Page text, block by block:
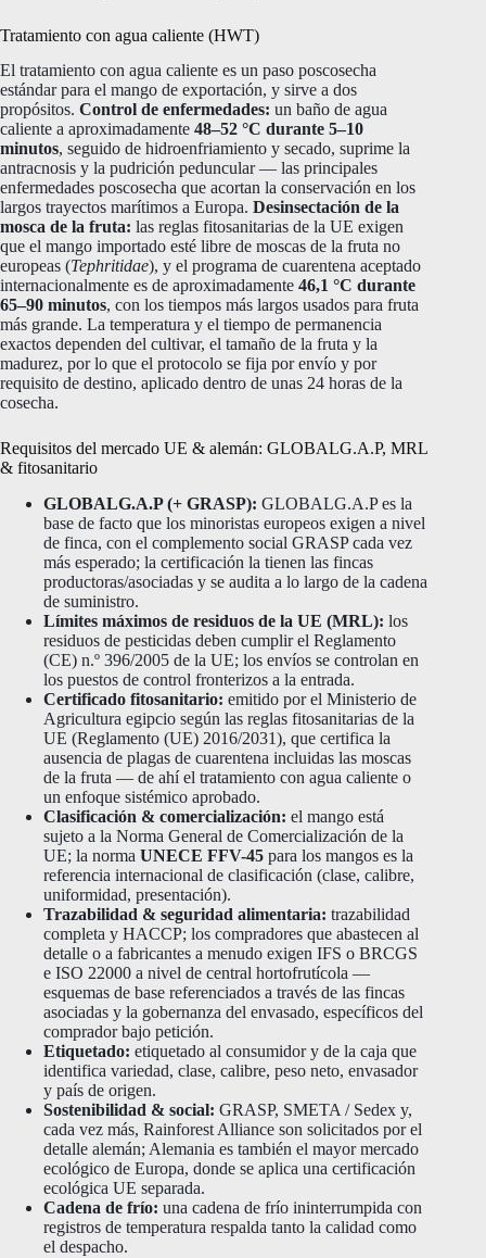
Tratamiento con agua caliente (HWT)
El tratamiento con agua caliente es un paso poscosecha
estándar para el mango de exportación, y sirve a dos
propósitos. Control de enfermedades: un baño de agua
caliente a aproximadamente 48–52 °C durante 5–10
minutos, seguido de hidroenfriamiento y secado, suprime la
antracnosis y la pudrición peduncular — las principales
enfermedades poscosecha que acortan la conservación en los
largos trayectos marítimos a Europa. Desinsectación de la
mosca de la fruta: las reglas fitosanitarias de la UE exigen
que el mango importado esté libre de moscas de la fruta no
europeas (Tephritidae), y el programa de cuarentena aceptado
internacionalmente es de aproximadamente 46,1 °C durante
65–90 minutos, con los tiempos más largos usados para fruta
más grande. La temperatura y el tiempo de permanencia
exactos dependen del cultivar, el tamaño de la fruta y la
madurez, por lo que el protocolo se fija por envío y por
requisito de destino, aplicado dentro de unas 24 horas de la
cosecha.
Requisitos del mercado UE & alemán: GLOBALG.A.P, MRL
& fitosanitario
GLOBALG.A.P (+ GRASP): GLOBALG.A.P es la
base de facto que los minoristas europeos exigen a nivel
de finca, con el complemento social GRASP cada vez
más esperado; la certificación la tienen las fincas
productoras/asociadas y se audita a lo largo de la cadena
de suministro.
Límites máximos de residuos de la UE (MRL): los
residuos de pesticidas deben cumplir el Reglamento
(CE) n.º 396/2005 de la UE; los envíos se controlan en
los puestos de control fronterizos a la entrada.
Certificado fitosanitario: emitido por el Ministerio de
Agricultura egipcio según las reglas fitosanitarias de la
UE (Reglamento (UE) 2016/2031), que certifica la
ausencia de plagas de cuarentena incluidas las moscas
de la fruta — de ahí el tratamiento con agua caliente o
un enfoque sistémico aprobado.
Clasificación & comercialización: el mango está
sujeto a la Norma General de Comercialización de la
UE; la norma UNECE FFV-45 para los mangos es la
referencia internacional de clasificación (clase, calibre,
uniformidad, presentación).
Trazabilidad & seguridad alimentaria: trazabilidad
completa y HACCP; los compradores que abastecen al
detalle o a fabricantes a menudo exigen IFS o BRCGS
e ISO 22000 a nivel de central hortofrutícola —
esquemas de base referenciados a través de las fincas
asociadas y la gobernanza del envasado, específicos del
comprador bajo petición.
Etiquetado: etiquetado al consumidor y de la caja que
identifica variedad, clase, calibre, peso neto, envasador
y país de origen.
Sostenibilidad & social: GRASP, SMETA / Sedex y,
cada vez más, Rainforest Alliance son solicitados por el
detalle alemán; Alemania es también el mayor mercado
ecológico de Europa, donde se aplica una certificación
ecológica UE separada.
Cadena de frío: una cadena de frío ininterrumpida con
registros de temperatura respalda tanto la calidad como
el despacho.